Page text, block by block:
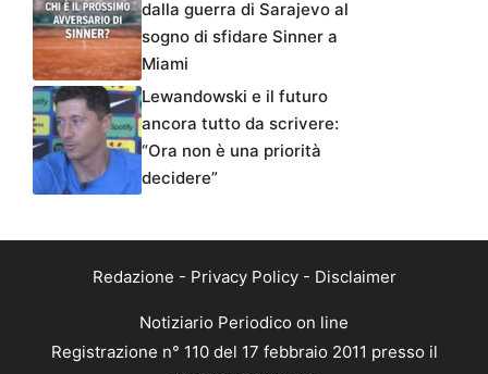
dalla guerra di Sarajevo al
sogno di sfidare Sinner a
Miami
Lewandowski e il futuro
ancora tutto da scrivere:
“Ora non è una priorità
decidere”
Redazione - Privacy Policy- Disclaimer
Notiziario Periodico on line
Registrazione n° 110 del 17 febbraio 2011 presso il